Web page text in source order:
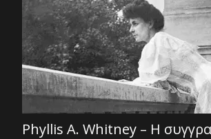
Phyllis A. Whitney – Η